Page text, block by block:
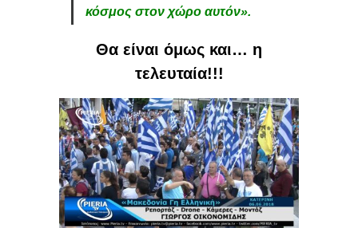
κόσμος στον χώρο αυτόν».
Θα είναι όμως και… η
τελευταία!!!